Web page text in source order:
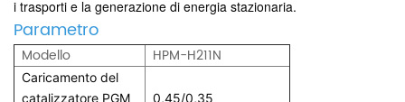
i trasporti e la generazione di energia stazionaria.
Parametro
Modello HPM-H211N
Caricamento del
catalizzatore PGM
0,45/0,35